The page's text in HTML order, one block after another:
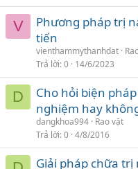
V
Phương pháp trị
tiến
vienthammythanhdat
Trả lời 0 14/6/2023
D
Cho hỏi biện
nghiệm hay
dangkhoa994 Rao vặt
Trả lời 0 4/8/2016
Giải pháp chữa